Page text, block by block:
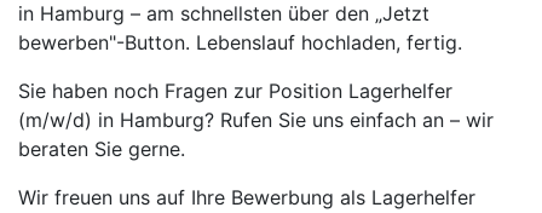
in Hamburg – am schnellsten über den „Jetzt
bewerben"-Button. Lebenslauf hochladen, fertig.
Sie haben noch Fragen zur Position Lagerhelfer
(m/w/d) in Hamburg? Rufen Sie uns einfach an – wir
beraten Sie gerne.
Wir freuen uns auf Ihre Bewerbung als Lagerhelfer